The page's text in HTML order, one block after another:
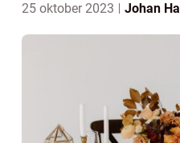
25 oktober 2023 Johan